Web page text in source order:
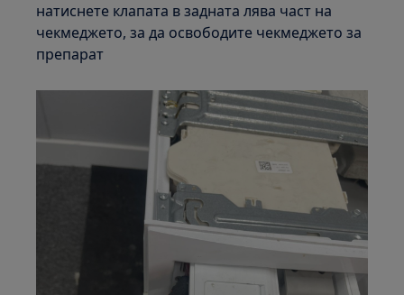
натиснете клапата в задната лява част на
чекмеджето, за да освободите чекмеджето за
препарат